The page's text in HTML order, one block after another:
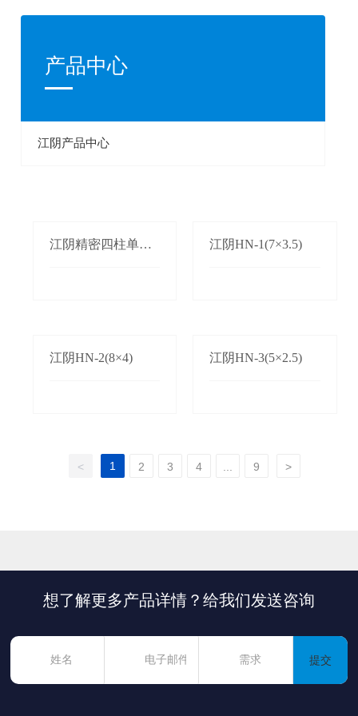
产品中心
江阴产品中心
江阴精密四柱单双
江阴HN-1(7×3.5)
江阴HN-2(8×4) 江阴HN-3(5×2.5)
< 1 2 3 4 9 >
想了解更多产品详情？给我们发送咨询
提交